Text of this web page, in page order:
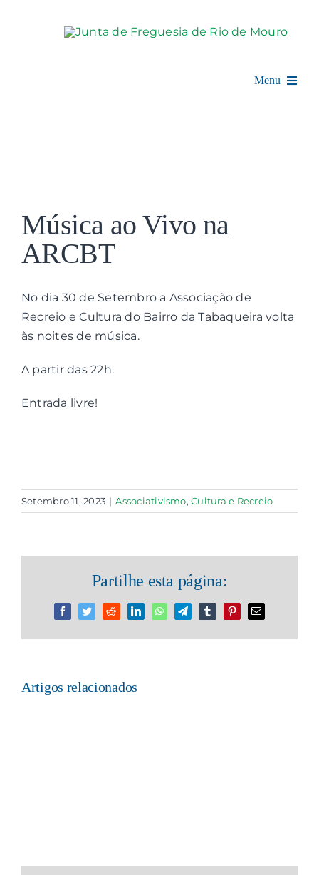
Menu
Balcão Digital
Espaço Cultural
Larger
Image
Música ao Vivo na
ARCBT
No dia 30 de Setembro a Associação de
Recreio e Cultura do Bairro da Tabaqueira volta
às noites de música.
A partir das 22h.
Entrada livre!
Setembro 11, 2023 | Associativismo,Cultura e Recreio
Partilhe esta página:
FacebookTwitterRedditLinkedInWhatsAppTelegramTumblrPinterestEmail
Artigos relacionados